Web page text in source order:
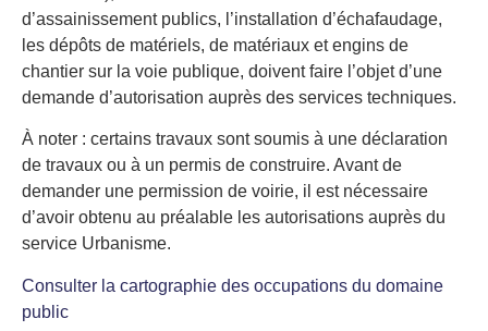
d’assainissement publics, l’installation d’échafaudage,
les dépôts de matériels, de matériaux et engins de
chantier sur la voie publique, doivent faire l’objet d’une
demande d’autorisation auprès des services techniques.
À noter : certains travaux sont soumis à une déclaration
de travaux ou à un permis de construire. Avant de
demander une permission de voirie, il est nécessaire
d’avoir obtenu au préalable les autorisations auprès du
service Urbanisme.
Consulter la cartographie des occupations du domaine
public